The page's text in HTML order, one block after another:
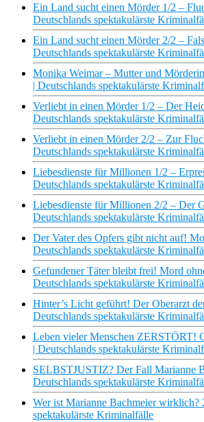
Ein Land sucht einen Mörder 1/2 –
Deutschlands spektakulärste
Ein Land sucht einen Mörder 2/2 –
Deutschlands spektakulärste
Monika Weimar – Mutter und
| Deutschlands spektakulärste
Verliebt in einen Mörder 1/2 – Der
Deutschlands spektakulärste
Verliebt in einen Mörder 2/2 – Zur
Deutschlands spektakulärste
Liebesdienste für Millionen 1/2 –
Deutschlands spektakulärste
Liebesdienste für Millionen 2/2 – Der
Deutschlands spektakulärste
Der Vater des Opfers gibt nicht auf!
Deutschlands spektakulärste
Gefundener Täter bleibt frei! Mord
Deutschlands spektakulärste
Hinter’s Licht geführt! Der Oberarzt
Deutschlands spektakulärste
Leben vieler Menschen ZERSTÖRT!
| Deutschlands spektakulärste
SELBSTJUSTIZ? Der Fall Marianne
Deutschlands spektakulärste
Wer ist Marianne Bachmeier wirklich?
spektakulärste Kriminalfälle